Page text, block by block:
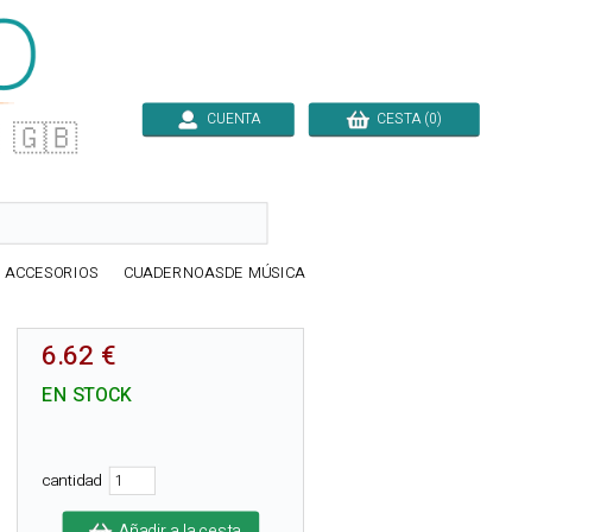
🇬🇧 CUENTA CESTA (0)
ACCESORIOS CUADERNOASDE MÚSICA
6.62 €
EN STOCK
cantidad